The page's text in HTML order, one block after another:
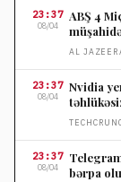
23:37
08/04
ABŞ 4
AL
23:37
08/04
Nvidia
23:37
08/04
bərpa